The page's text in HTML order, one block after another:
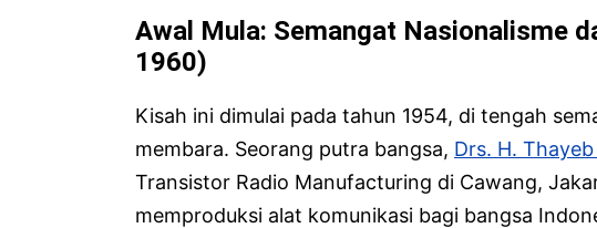
Awal Mula: Semangat Nasionalisme
1960)
Kisah ini dimulai pada tahun 1954, di tengah
membara. Seorang putra bangsa, Drs. H.
Transistor Radio Manufacturing di Cawang,
memproduksi alat komunikasi bagi bangsa